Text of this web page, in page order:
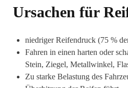
Ursachen für
niedriger Reifendruck (75 %
Fahren in einen harten oder
Stein, Ziegel, Metallwinkel,
Zu starke Belastung des